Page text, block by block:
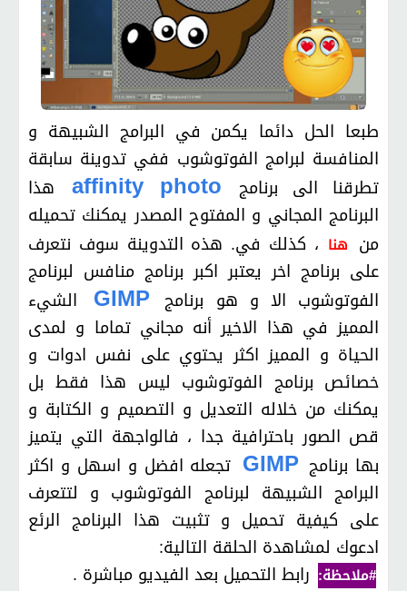
طبعا الحل دائما يكمن في البرامج الشبيهة و
المنافسة لبرامج الفوتوشوب ففي تدوينة سابقة
تطرقنا الى برنامج affinity photo هذا
البرنامج المجاني و المفتوح المصدر يمكنك تحميله
من هنا ، كذلك في. هذه التدوينة سوف نتعرف
على برنامج اخر يعتبر اكبر برنامج منافس لبرنامج
الفوتوشوب الا و هو برنامج GIMP الشيء
المميز في هذا الاخير أنه مجاني تماما و لمدى
الحياة و المميز اكثر يحتوي على نفس ادوات و
خصائص برنامج الفوتوشوب ليس هذا فقط بل
يمكنك من خلاله التعديل و التصميم و الكتابة و
قص الصور باحترافية جدا ، فالواجهة التي يتميز
بها برنامج GIMP تجعله افضل و اسهل و اكثر
البرامج الشبيهة لبرنامج الفوتوشوب و لتتعرف
على كيفية تحميل و تثبيت هذا البرنامج الرئع
ادعوك لمشاهدة الحلقة التالية:
#ملاحظة: رابط التحميل بعد الفيديو مباشرة .